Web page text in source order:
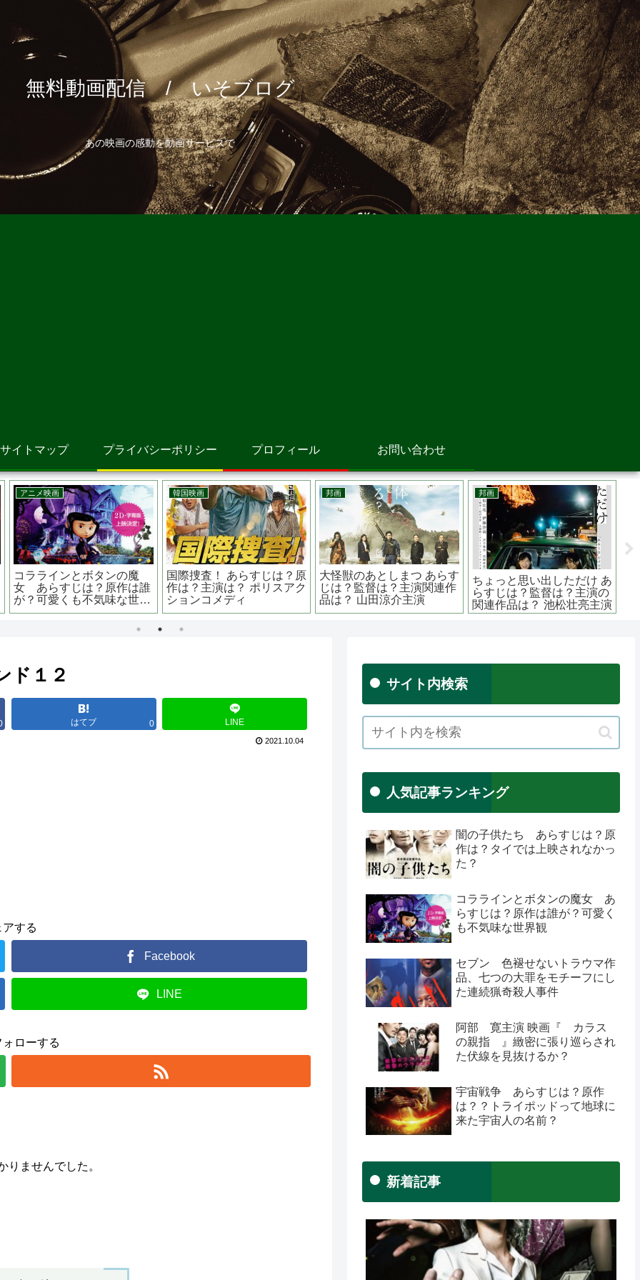
無料動画配信 / いそブログ
あの映画の感動を動画サービスで
サイトマップ プライバシーポリシー プロフィール お問い合わせ
アニメ映画
ボス・ベイビー 赤ちゃん
なのにおっさん？！内容
は、夢のあるお話なのです
アニメ映画
星を追う子ども 新海 誠
監督 ジブリのような美し
い映像と死生観に触れた作
品
邦画
共演NGの中井貴一主演
『日本の黒い夏 冤罪』 あ
の松本サリン事件を描く
洋画
テスラ エジソンが恐れた
天才 あらすじは？原作は？
テスラ・モーターズと関係
が？
ド１２
はてブ 0 LINE
2021.10.04
する
Facebook
LINE
ローする
りませんでした。
サイト内検索
人気記事ランキング
闇の子供たち あらすじは？原
作は？タイでは上映されなかっ
た？
コララインとボタンの魔女 あ
らすじは？原作は誰が？可愛く
も不気味な世界観
セブン 色褪せないトラウマ作
品、七つの大罪をモチーフにし
た連続猟奇殺人事件
阿部 寛主演 映画『 カラス
の親指 』緻密に張り巡らされ
た伏線を見抜けるか？
宇宙戦争 あらすじは？原作
は？？トライポッドって地球に
来た宇宙人の名前？
新着記事